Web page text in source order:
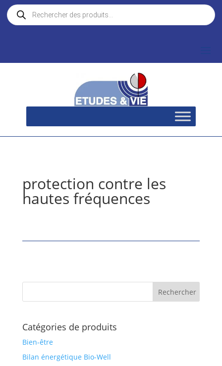
Recherche
de
produits
protection contre les
hautes fréquences
Catégories de produits
Bien-être
Bilan énergétique Bio-Well